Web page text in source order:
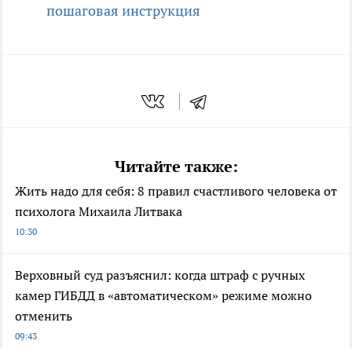
пошаговая инструкция
Читайте также:
Жить надо для себя: 8 правил счастливого человека от
психолога Михаила Литвака
10:30
Верховный суд разъяснил: когда штраф с ручных
камер ГИБДД в «автоматическом» режиме можно
отменить
09:43